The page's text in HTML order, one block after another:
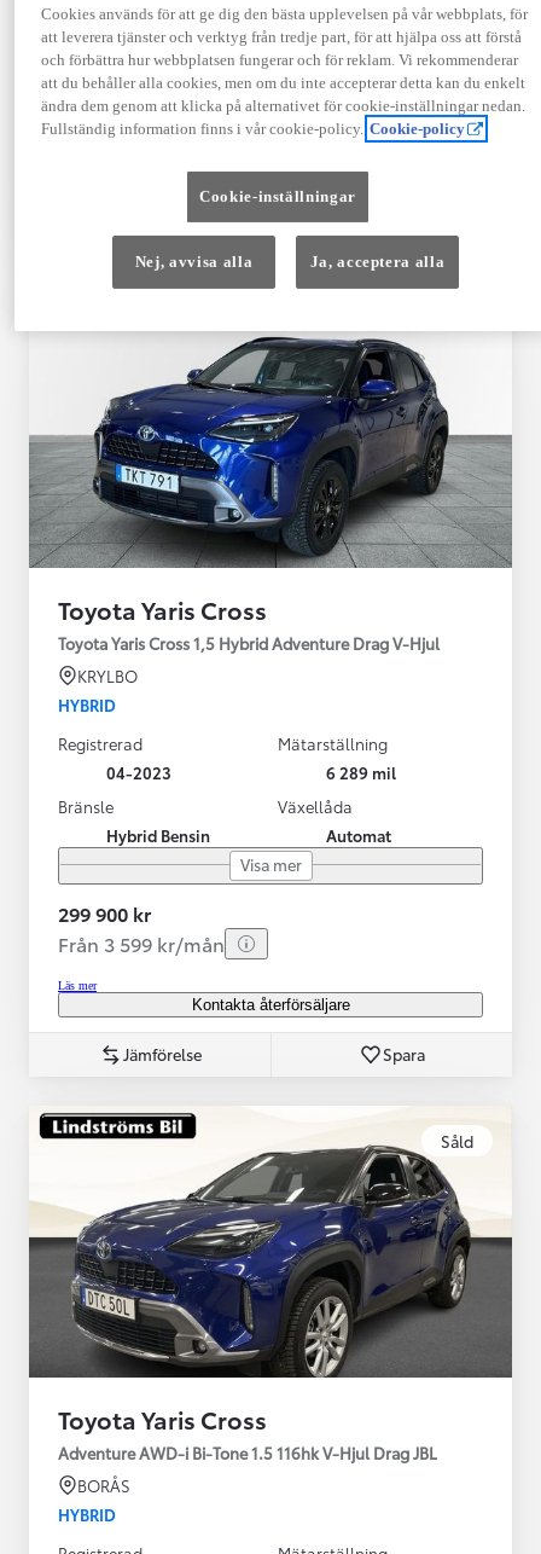
Hybrid Bensin
Automat
Visa mer
409 900 kr
Från 4 920 kr/mån
Kontakta återförsäljare
Toyota Yaris Cross
Toyota Yaris Cross 1,5 Hybrid Adventure Drag V-Hjul
KRYLBO
HYBRID
Registrerad
04-2023
Mätarställning
6 289 mil
Bränsle
Hybrid Bensin
Växellåda
Automat
Visa mer
299 900 kr
Från 3 599 kr/mån
Läs mer
Kontakta återförsäljare
Jämförelse Spara
Såld
Toyota Yaris Cross
Adventure AWD-i Bi-Tone 1.5 116hk V-Hjul Drag JBL
BORÅS
HYBRID
Cookies används för att ge dig den bästa upplevelsen på vår webbplats, för
att leverera tjänster och verktyg från tredje part, för att hjälpa oss att förstå
och förbättra hur webbplatsen fungerar och för reklam. Vi rekommenderar
att du behåller alla cookies, men om du inte accepterar detta kan du enkelt
ändra dem genom att klicka på alternativet för cookie-inställningar nedan.
Fullständig information finns i vår cookie-policy. Cookie-policy
Cookie-inställningar
Nej, avvisa alla Ja, acceptera alla